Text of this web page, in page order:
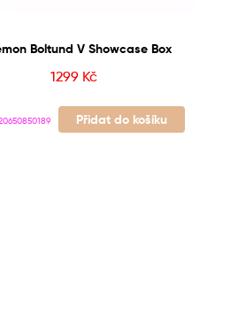
Boltund V Showcase Box
1299 Kč
Přidat do košíku